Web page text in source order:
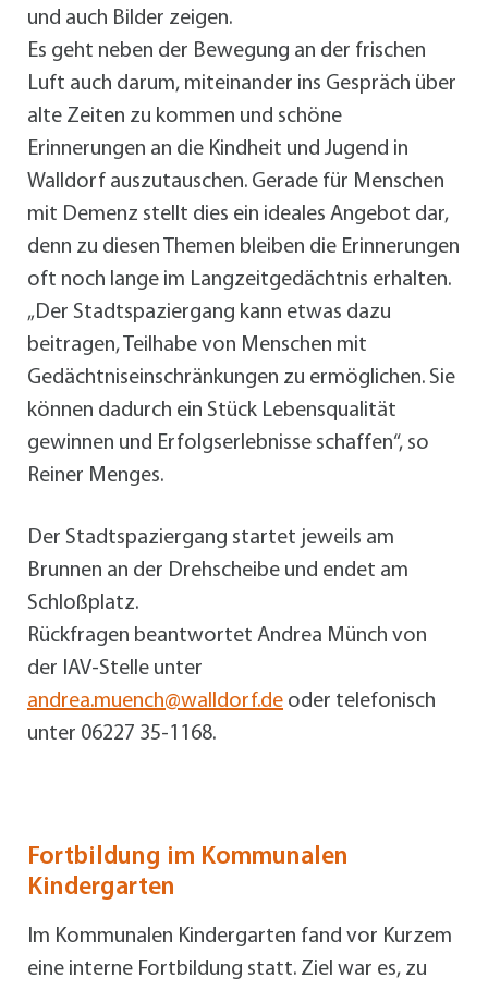
und auch Bilder zeigen.
Es geht neben der Bewegung an der frischen
Luft auch darum, miteinander ins Gespräch über
alte Zeiten zu kommen und schöne
Erinnerungen an die Kindheit und Jugend in
Walldorf auszutauschen. Gerade für Menschen
mit Demenz stellt dies ein ideales Angebot dar,
denn zu diesen Themen bleiben die Erinnerungen
oft noch lange im Langzeitgedächtnis erhalten.
„Der Stadtspaziergang kann etwas dazu
beitragen, Teilhabe von Menschen mit
Gedächtniseinschränkungen zu ermöglichen. Sie
können dadurch ein Stück Lebensqualität
gewinnen und Erfolgserlebnisse schaffen“, so
Reiner Menges.
Der Stadtspaziergang startet jeweils am
Brunnen an der Drehscheibe und endet am
Schloßplatz.
Rückfragen beantwortet Andrea Münch von
der IAV-Stelle unter
andrea.muench@walldorf.de oder telefonisch
unter 06227 35-1168.
Fortbildung im Kommunalen
Kindergarten
Im Kommunalen Kindergarten fand vor Kurzem
eine interne Fortbildung statt. Ziel war es, zu